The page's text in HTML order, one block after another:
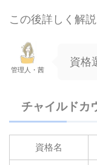
この後詳しく解説
管理人・茜
資格
チャイルドカ
資格名